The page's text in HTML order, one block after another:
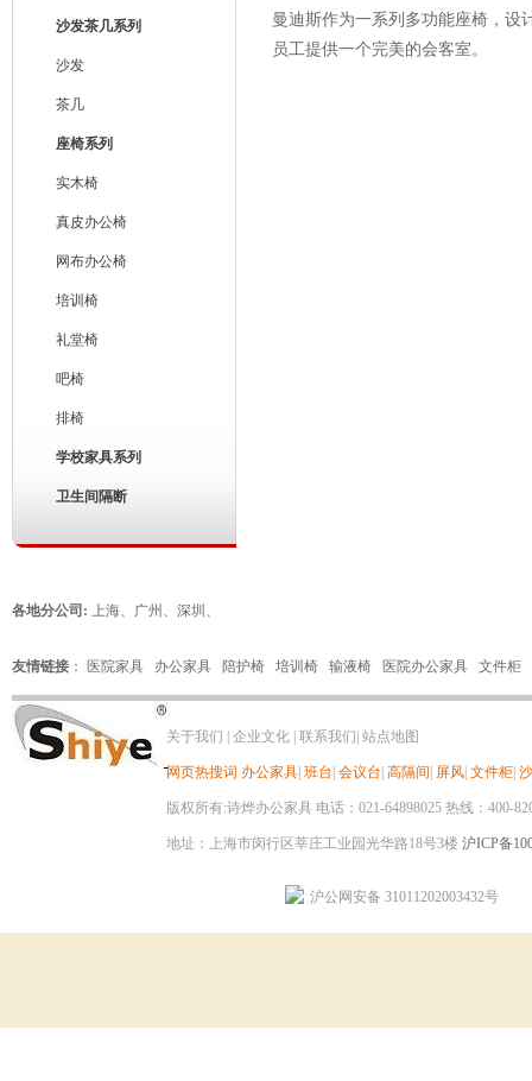
沙发茶几系列
沙发
茶几
座椅系列
实木椅
真皮办公椅
网布办公椅
培训椅
礼堂椅
吧椅
排椅
学校家具系列
卫生间隔断
曼迪斯作为一系列多功能座椅，设
员工提供一个完美的会客室。
各地分公司: 上海、 广州 、 深圳 、
友情链接 ： 医院家具 办公家具 陪护椅 培训椅 输液椅 医院办公家具 文件柜
关于我们 企业文化 联系我们 站点地图
网页热搜词 办公家具 班台 会议台 高隔间 屏风 文件柜
版权所有:诗烨办公家具 电话：021-64898025 热线：400-
地址：上海市闵行区莘庄工业园光华路18号3楼 沪ICP备
沪公网安备 31011202003432号